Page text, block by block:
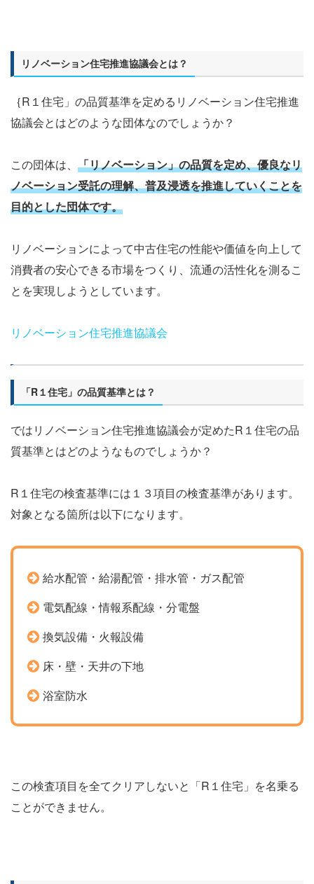
リノベーション住宅推進協議会とは？
｛R１住宅」の品質基準を定めるリノベーション住宅推進
協議会とはどのような団体なのでしょうか？
この団体は、 「リノベーション」の品質を定め、優良なリ
ノベーション受託の理解、普及浸透を推進していくことを
目的とした団体です。
リノベーションによって中古住宅の性能や価値を向上して
消費者の安心できる市場をつくり、流通の活性化を測るこ
とを実現しようとしています。
リノベーション住宅推進協議会
「R１住宅」の品質基準とは？
ではリノベーション住宅推進協議会が定めたR１住宅の品
質基準とはどのようなものでしょうか？
R１住宅の検査基準には１３項目の検査基準があります。
対象となる箇所は以下になります。
給水配管・給湯配管・排水管・ガス配管
電気配線・情報系配線・分電盤
換気設備・火報設備
床・壁・天井の下地
浴室防水
この検査項目を全てクリアしないと「R１住宅」を名乗る
ことができません。